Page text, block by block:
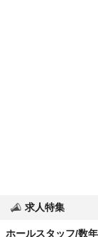
求人特集
ホールスタッフ/数